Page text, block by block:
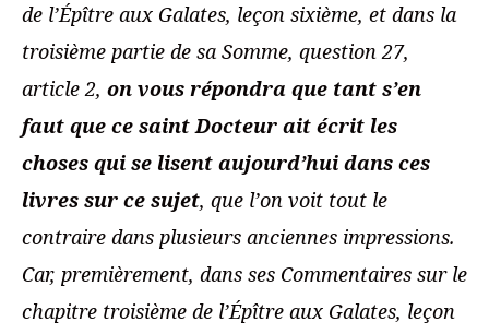
de l’Épître aux Galates, leçon sixième, et dans la
troisième partie de sa Somme, question 27,
article 2, on vous répondra que tant s’en
faut que ce saint Docteur ait écrit les
choses qui se lisent aujourd’hui dans ces
livres sur ce sujet, que l’on voit tout le
contraire dans plusieurs anciennes impressions.
Car, premièrement, dans ses Commentaires sur le
chapitre troisième de l’Épître aux Galates, leçon